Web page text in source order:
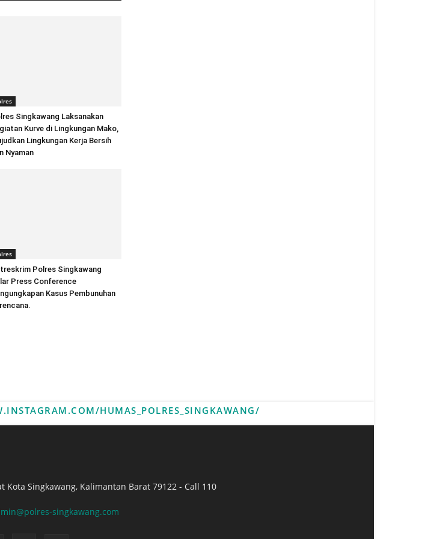
Singkawang Laksanakan
Kurve di Lingkungan Mako,
Lingkungan Kerja Bersih
Nyaman
Polres Singkawang
Press Conference
Kasus Pembunuhan
HUMAS_POLRES_SINGKAWANG/
Kota Singkawang, Kalimantan Barat 79122 - Call 110
singkawang.com